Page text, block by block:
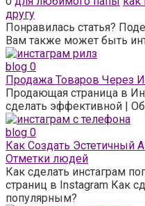
другу
Понравилась статья?
Вам также может быть
blog 0
Продажа Товаров Через
Продающая страница в
сделать эффективной |
blog 0
Как Создать Эстетичный
Отметки людей
Как сделать инстаграм
страниц в Instagram Как
популярным?